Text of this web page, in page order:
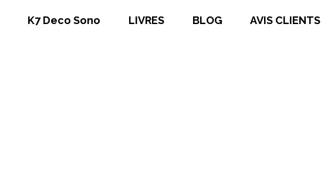
K7 Deco Sono LIVRES BLOG AVIS CLIENTS